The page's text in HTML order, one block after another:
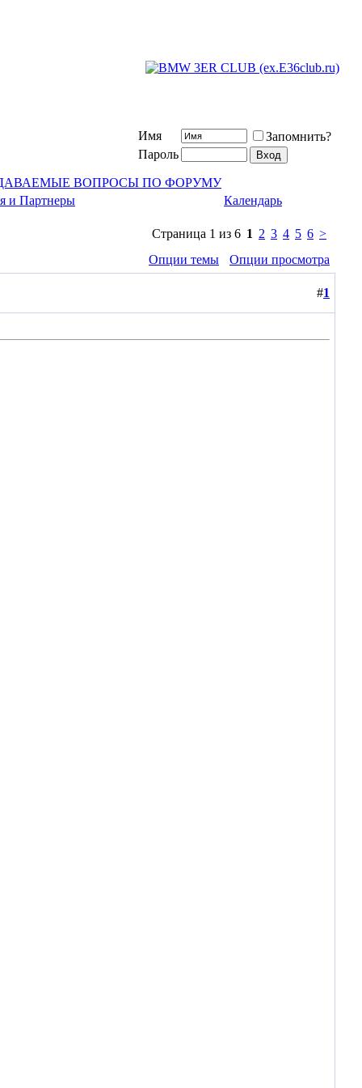
Имя
Запомнить?
Пароль
ВОПРОСЫ ПО ФОРУМУ
и Партнеры
Календарь
Страница 1 из 6 1 2 3 4 5 6 >
Опции темы
Опции просмотра
#1